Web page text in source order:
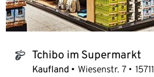
tchibo_logo Tchibo im Supermarkt
Kaufland Wiesenstr. 7
15711